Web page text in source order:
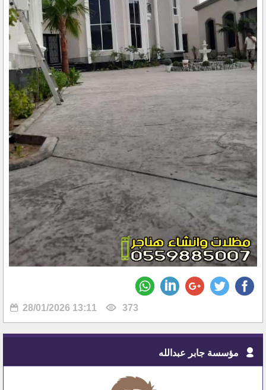
28/01/2026 13:11 373
مؤسسة جابر عبدالله